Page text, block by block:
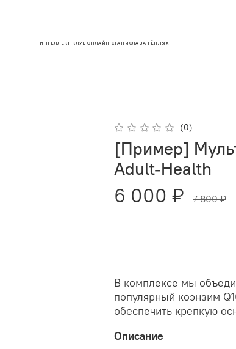
ИНТЕЛЛЕКТ КЛУБ ОНЛАЙН СТАНИСЛАВА ТЁПЛЫХ
(0)
[Пример]
Adult-Health
6 000 ₽ 7 800 ₽
В комплексе мы
популярный коэнзим
обеспечить крепкую
Описание